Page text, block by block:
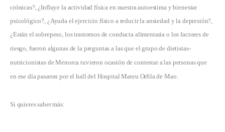
crónicas?, ¿Influye la actividad física en nuestra autoestima y bienestar
psicológico?, ¿Ayuda el ejercicio físico a reducir la ansiedad y la depresión?,
¿Están el sobrepeso, los trastornos de conducta alimentaria o los factores de
riesgo, fueron algunas de la preguntas a las que el grupo de dietistas-
nutricionistas de Menorca tuvieron ocasión de contestar a las personas que
en ese día pasaron por el hall del Hospital Mateu Orfila de Mao.
Si quieres saber más: